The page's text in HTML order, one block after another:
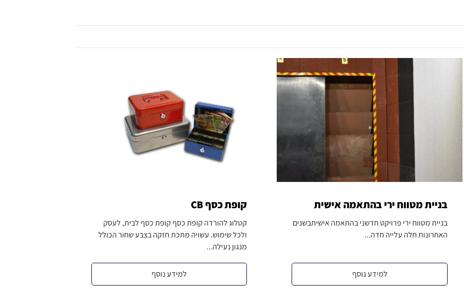
בניית מטווח ירי בהתאמה אישית
בניית מטווח ירי פרויקט חדשני בהתאמה אישיתבשנים
האחרונות חלה עלייה חדה...
למידע נוסף
קופת כסף CB
קטלוג להורדה קופת כסף קופת כסף לבית, לעסק
ולכל שימוש. עשויה מתכת חזקה בצבע שחור הכולל
מנגון נעילה...
למידע נוסף